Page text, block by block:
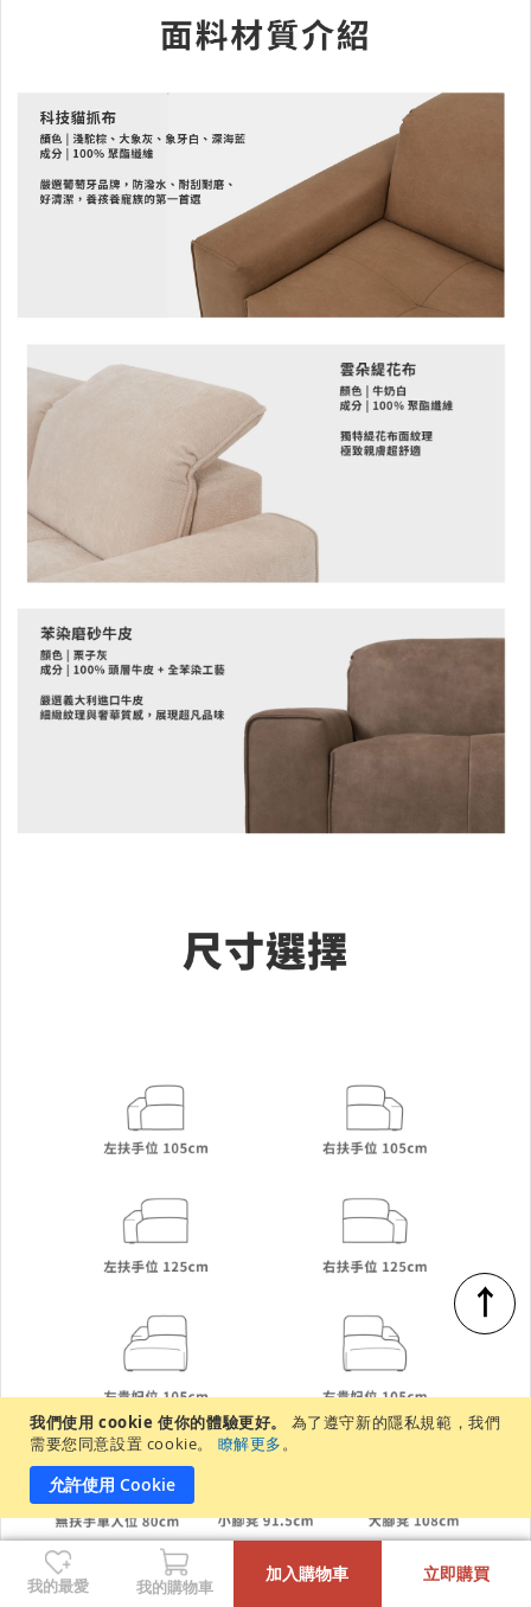
我們使用 cookie 使你的體驗更好。
為了遵守新的隱私規範，我們
需要您同意設置 cookie。
瞭解更多。
允許使用 Cookie
↑
我的最愛 我的購物車
加入購物車 立即購買
+
-